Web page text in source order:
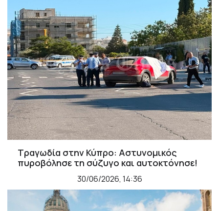
Τραγωδία στην Κύπρο: Αστυνομικός
πυροβόλησε τη σύζυγο και αυτοκτόνησε!
30/06/2026, 14:36